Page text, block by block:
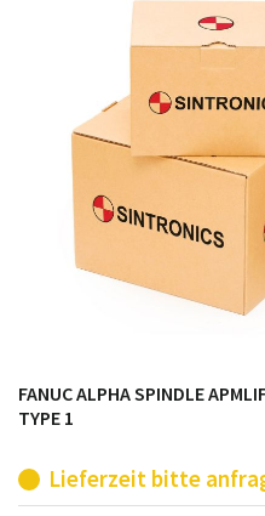
möglich. SINTRONICS ist
entweder die alten
repariert oder ihnen die
aus dem eigenen Lager
FANUC ALPHA SPINDLE
TYPE 1
Lieferzeit bitte